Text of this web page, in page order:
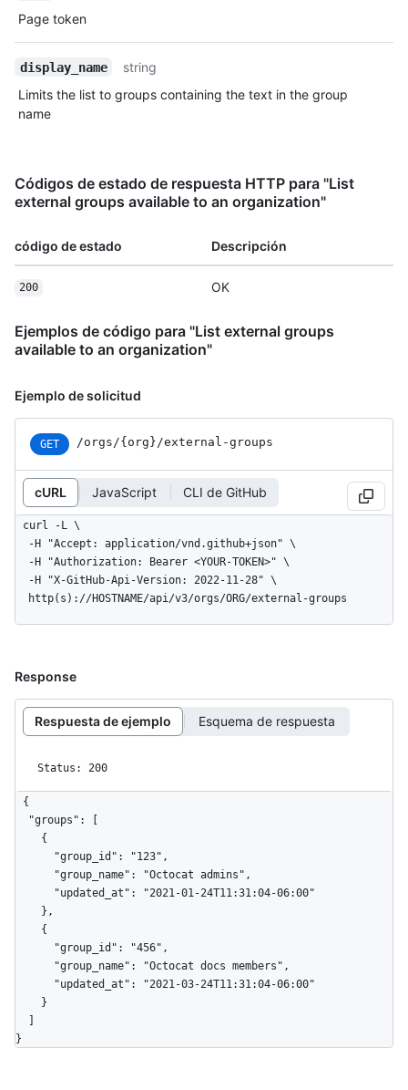
Page token
display_name
string
Limits the list to groups containing the text in the group
name
Códigos de estado de respuesta HTTP para "List
external groups available to an organization"
código de estado Descripción
200 OK
Ejemplos de código para "List external groups
available to an organization"
Ejemplo de solicitud
GET /orgs /{org} /external-groups
cURL JavaScript CLI de GitHub
curl -L \
  http(s)://HOSTNAME/api/v3/orgs/ORG/external-groups
Response
Respuesta de ejemplo Esquema de respuesta
Status: 200
{
}